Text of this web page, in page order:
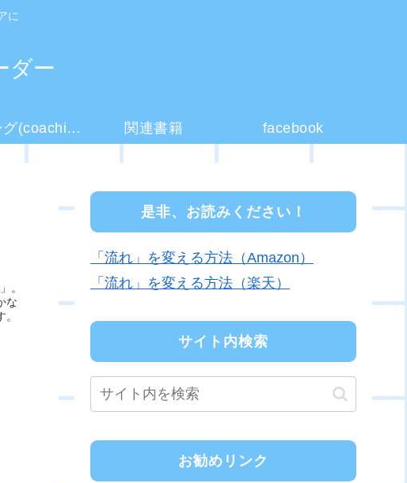
に
ダー
コーチング(coaching)とは？ 関連書籍 facebook
。
な
是非、お読みください！
「流れ」を変える方法（Amazon）
「流れ」を変える方法（楽天）
サイト内検索
お勧めリンク